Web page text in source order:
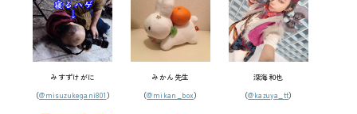
みすずけがに
（@misuzukegani801）
みかん先生
（@mikan_box）
深海和也
（@kazuya_tt）